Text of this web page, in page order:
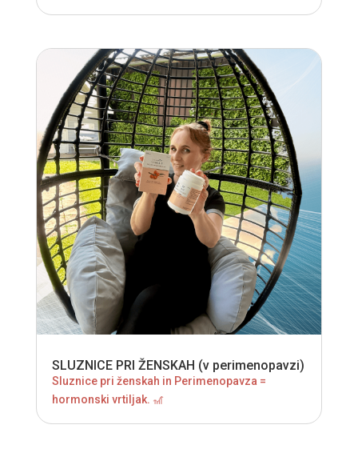
SLUZNICE PRI ŽENSKAH (v perimenopavzi)
Sluznice pri ženskah in Perimenopavza =
hormonski vrtiljak. 🎢